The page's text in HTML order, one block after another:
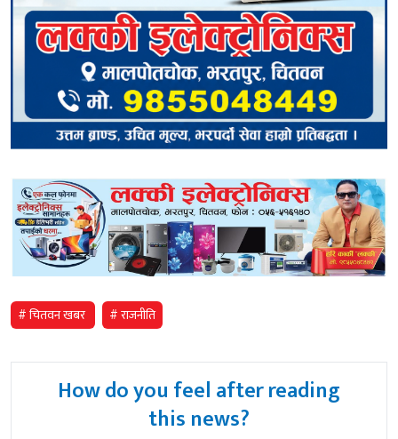
# चितवन खबर # राजनीति
How do you feel after reading
this news?